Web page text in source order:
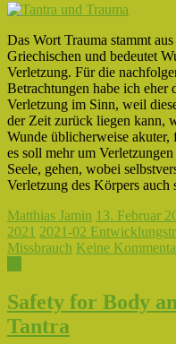
Das Wort Trauma stammt
Griechischen und bedeutet
Verletzung. Für die
Betrachtungen habe ich eher
Verletzung im Sinn, weil
der Zeit zurück liegen kann,
Wunde üblicherweise akuter,
es soll mehr um
Seele, gehen, wobei
Verletzung des Körpers auch
Matthias Jamin 13. Februar
2021 2021-02
Missbrauch Keine
Safety for Body
Tantra